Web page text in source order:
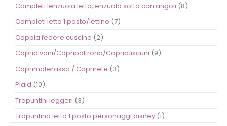
Completi lenzuola letto,lenzuola sotto con angoli (8)
Completi letto 1 posto/lettino (7)
Coppia federe cuscino (2)
Copridivani/Copripoltrona/Copricuscuni (9)
Coprimaterasso / Coprirete (3)
Plaid (10)
Trapuntini leggeri (3)
Trapuntino letto 1 posto personaggi disney (1)